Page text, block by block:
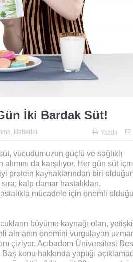
İki Bardak Süt!
, Haberler Yazdır
vücudumuzun güçlü ve sağlıklı
da karşılıyor. Her gün süt
protein kaynaklarından biri
kalp damar hastalıkları,
mücadele için önemli
büyüme kaynağı olan,
almanın önemini vurgulayan
çiziyor. Acıbadem Üniversitesi
konu hakkında yaptığı